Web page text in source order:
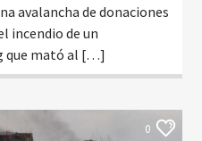
avalancha de donaciones
incendio de un
que mató al […]
0